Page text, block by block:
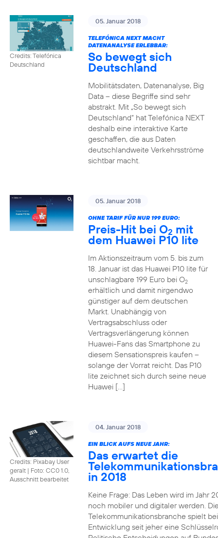
Credits: Telefónica
Deutschland
05. Januar 2018
TELEFÓNICA NEXT MACHT
DATENANALYSE ERLEBBAR:
So bewegt sich
Deutschland
Mobilitätsdaten, Datenanalyse, Big
Data – diese Begriffe sind sehr
abstrakt. Mit „So bewegt sich
Deutschland“ hat Telefónica NEXT
deshalb eine interaktive Karte
geschaffen, die aus Daten
deutschlandweite Verkehrsströme
sichtbar macht.
05. Januar 2018
OHNE TARIF FÜR NUR 199 EURO:
Preis-Hit bei O2 mit
dem Huawei P10 lite
Im Aktionszeitraum vom 5. bis zum
18. Januar ist das Huawei P10 lite für
unschlagbare 199 Euro bei O2
erhältlich und damit nirgendwo
günstiger auf dem deutschen
Markt. Unabhängig von
Vertragsabschluss oder
Vertragsverlängerung können
Huawei-Fans das Smartphone zu
diesem Sensationspreis kaufen –
solange der Vorrat reicht. Das P10
lite zeichnet sich durch seine neue
Huawei […]
Credits: Pixabay User
geralt | Foto: CC0 1.0,
Ausschnitt bearbeitet
04. Januar 2018
EIN BLICK AUFS NEUE JAHR:
Das erwartet die
in 2018
Keine Frage: Das Leben wird im Jahr
noch mobiler und digitaler werden.
Telekommunikationsbranche spielt
Entwicklung seit jeher eine